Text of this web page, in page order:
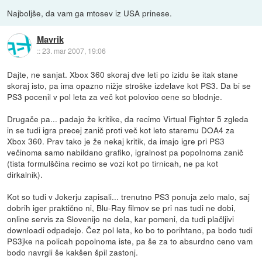
Najboljše, da vam ga mtosev iz USA prinese.
Mavrik
::23. mar 2007, 19:06
Dajte, ne sanjat. Xbox 360 skoraj dve leti po izidu še itak stane
skoraj isto, pa ima opazno nižje stroške izdelave kot PS3. Da bi se
PS3 pocenil v pol leta za več kot polovico cene so blodnje.
Drugače pa... padajo že kritike, da recimo Virtual Fighter 5 zgleda
in se tudi igra precej zanič proti več kot leto staremu DOA4 za
Xbox 360. Prav tako je že nekaj kritik, da imajo igre pri PS3
večinoma samo nabildano grafiko, igralnost pa popolnoma zanič
(tista formulščina recimo se vozi kot po tirnicah, ne pa kot
dirkalnik).
Kot so tudi v Jokerju zapisali... trenutno PS3 ponuja zelo malo, saj
dobrih iger praktično ni, Blu-Ray filmov se pri nas tudi ne dobi,
online servis za Slovenijo ne dela, kar pomeni, da tudi plačljivi
downloadi odpadejo. Čez pol leta, ko bo to porihtano, pa bodo tudi
PS3jke na policah popolnoma iste, pa še za to absurdno ceno vam
bodo navrgli še kakšen špil zastonj.